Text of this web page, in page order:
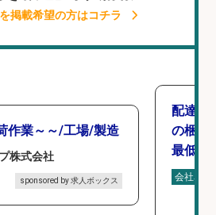
掲載希望の方はコチラ
作業～～/工場/製造
株式会社
sponsored by 求人ボックス
配達/
の梱包
最低月
会社名